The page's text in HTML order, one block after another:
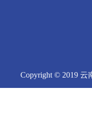
Copyright © 2019 云